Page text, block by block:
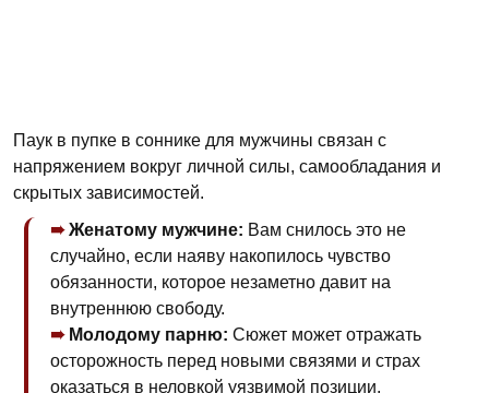
Паук в пупке в соннике для мужчины связан с
напряжением вокруг личной силы, самообладания и
скрытых зависимостей.
Женатому мужчине: Вам снилось это не
случайно, если наяву накопилось чувство
обязанности, которое незаметно давит на
внутреннюю свободу.
Молодому парню: Сюжет может отражать
осторожность перед новыми связями и страх
оказаться в неловкой уязвимой позиции.